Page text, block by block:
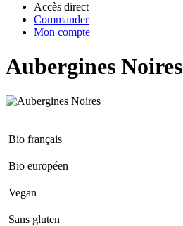
Accès direct
Commander
Mon compte
Aubergines Noires
Bio français
Bio européen
Vegan
Sans gluten